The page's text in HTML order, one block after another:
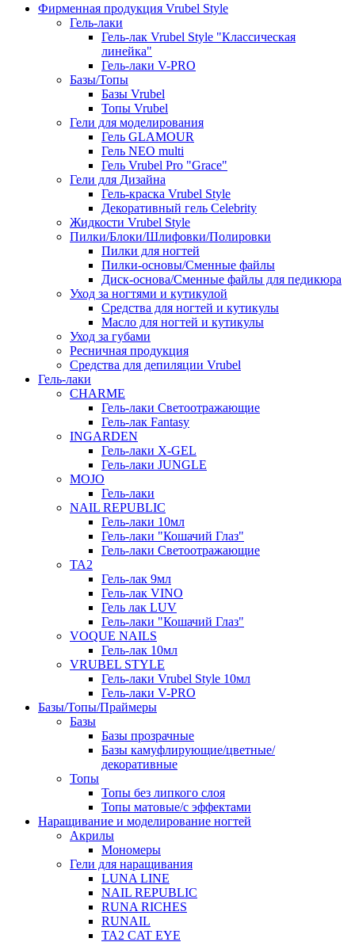
Фирменная продукция Vrubel Style
Гель-лаки
Гель-лак Vrubel Style "Классическая
линейка"
Гель-лаки V-PRO
Базы/Топы
Базы Vrubel
Топы Vrubel
Гели для моделирования
Гель GLAMOUR
Гель NEO multi
Гель Vrubel Pro "Grace"
Гели для Дизайна
Гель-краска Vrubel Style
Декоративный гель Celebrity
Жидкости Vrubel Style
Пилки/Блоки/Шлифовки/Полировки
Пилки для ногтей
Пилки-основы/Сменные файлы
Диск-основа/Сменные файлы для педикюра
Уход за ногтями и кутикулой
Средства для ногтей и кутикулы
Масло для ногтей и кутикулы
Уход за губами
Ресничная продукция
Средства для депиляции Vrubel
Гель-лаки
СHARME
Гель-лаки Светоотражающие
Гель-лак Fantasy
INGARDEN
Гель-лаки Х-GEL
Гель-лаки JUNGLE
MOJO
Гель-лаки
NAIL REPUBLIC
Гель-лаки 10мл
Гель-лаки "Кошачий Глаз"
Гель-лаки Светоотражающие
TA2
Гель-лак 9мл
Гель-лак VINO
Гель лак LUV
Гель-лаки "Кошачий Глаз"
VOQUE NAILS
Гель-лак 10мл
VRUBEL STYLE
Гель-лаки Vrubel Style 10мл
Гель-лаки V-PRO
Базы/Топы/Праймеры
Базы
Базы прозрачные
Базы камуфлирующие/цветные/
декоративные
Топы
Топы без липкого слоя
Топы матовые/с эффектами
Наращивание и моделирование ногтей
Акрилы
Мономеры
Гели для наращивания
LUNA LINE
NAIL REPUBLIC
RUNA RICHES
RUNAIL
TA2 CAT EYE